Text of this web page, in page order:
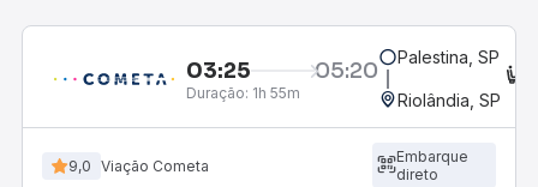
03:25 05:20
Duração: 1h 55m
Palestina, SP
Riolândia, SP
9,0 Viação Cometa
Embarque
direto